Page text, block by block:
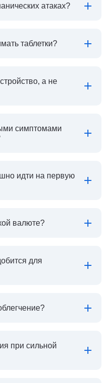
атаках?
таблетки?
а не
симптомами
идти на первую
валюте?
для
при сильной